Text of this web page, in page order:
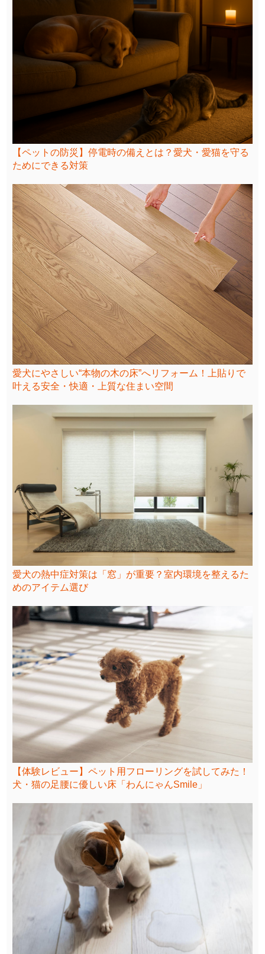
【ペットの防災】停電時の備えとは？愛犬・愛猫を守る
ためにできる対策
愛犬にやさしい“本物の木の床”へリフォーム！上貼りで
叶える安全・快適・上質な住まい空間
愛犬の熱中症対策は「窓」が重要？室内環境を整えるた
めのアイテム選び
【体験レビュー】ペット用フローリングを試してみた！
犬・猫の足腰に優しい床「わんにゃんSmile」